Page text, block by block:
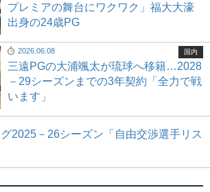
プレミアの舞台にワクワク」福大大濠
出身の24歳PG
2026.06.08
三遠PGの大浦颯太が琉球へ移籍…2028
－29シーズンまでの3年契約「全力で戦
います」
国内
グ2025－26シーズン「自由交渉選手リス